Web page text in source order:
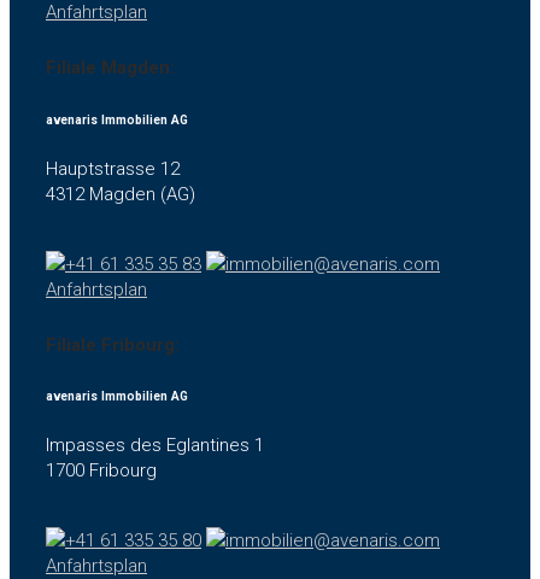
Anfahrtsplan
Filiale Magden:
avenaris Immobilien AG
Hauptstrasse 12
4312 Magden (AG)
+41 61 335 35 83
immobilien@avenaris.com
Anfahrtsplan
Filiale Fribourg:
avenaris Immobilien AG
Impasses des Eglantines 1
1700 Fribourg
+41 61 335 35 80
immobilien@avenaris.com
Anfahrtsplan